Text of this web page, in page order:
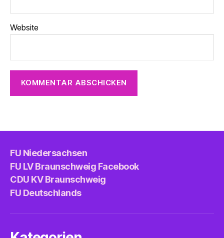
Website
FU Niedersachsen
FU LV Braunschweig Facebook
CDU KV Braunschweig
FU Deutschlands